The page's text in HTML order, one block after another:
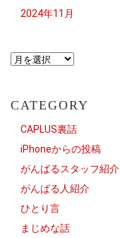
2024年11月
CATEGORY
CAPLUS裏話
iPhoneからの投稿
がんばるスタッフ紹介
がんばる人紹介
ひとり言
まじめな話